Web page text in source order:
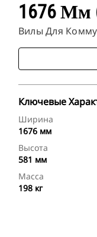
1676 Мм
Вилы Для
Ключевые
Ширина
1676 мм
Высота
581 мм
Масса
198 кг